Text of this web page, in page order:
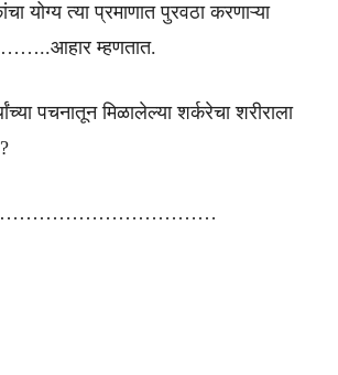
योग्य त्या प्रमाणात पुरवठा करणाऱ्या
म्हणतात.
पचनातून मिळालेल्या शर्करेचा शरीराला